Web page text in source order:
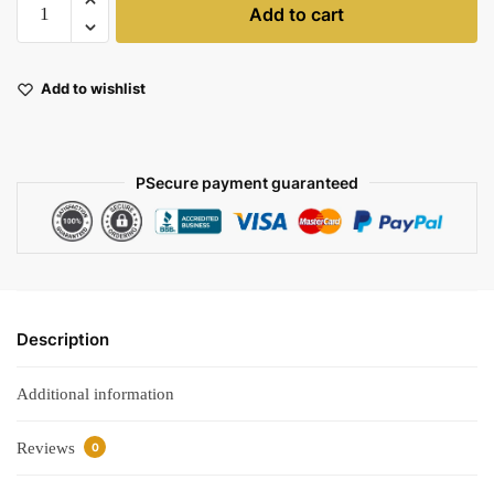
Add to cart
Add to wishlist
PSecure payment guaranteed
Description
Additional information
Reviews 0